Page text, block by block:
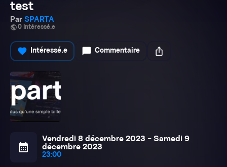
test
Par SPARTA
public0 Intéressé.e
favorite Intéressé.e chat_bubble Commentaire ios_share
calendar_month
Vendredi 8 décembre 2023 - Samedi 9
décembre 2023
23:00